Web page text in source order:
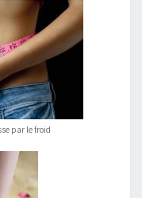
par le froid